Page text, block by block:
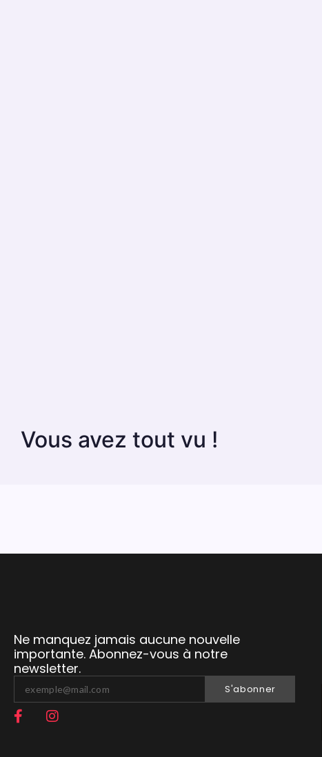
Vous avez tout vu !
Ne manquez jamais aucune nouvelle
importante. Abonnez-vous à notre
newsletter.
S'abonner